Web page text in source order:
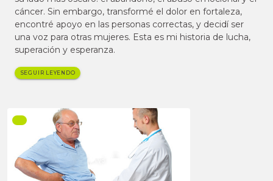
cáncer. Sin embargo, transformé el dolor en fortaleza,
encontré apoyo en las personas correctas, y decidí ser
una voz para otras mujeres. Esta es mi historia de lucha,
superación y esperanza.
SEGUIR LEYENDO